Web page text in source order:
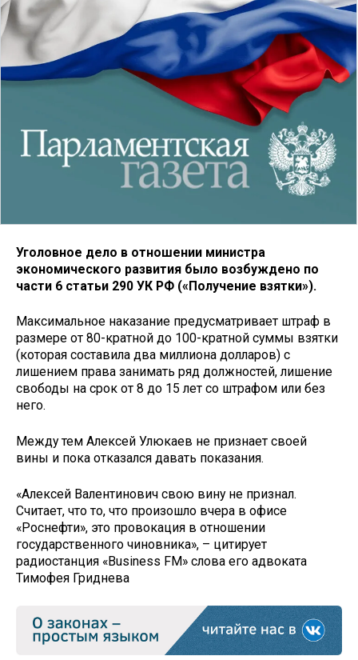
Уголовное дело в отношении министра
экономического развития было возбуждено по
части 6 статьи 290 УК РФ («Получение взятки»).
Максимальное наказание предусматривает штраф в
размере от 80-кратной до 100-кратной суммы взятки
(которая составила два миллиона долларов) с
лишением права занимать ряд должностей, лишение
свободы на срок от 8 до 15 лет со штрафом или без
него.
Между тем Алексей Улюкаев не признает своей
вины и пока отказался давать показания.
«Алексей Валентинович свою вину не признал.
Считает, что то, что произошло вчера в офисе
«Роснефти», это провокация в отношении
государственного чиновника», – цитирует
радиостанция «Business FM» слова его адвоката
Тимофея Гриднева